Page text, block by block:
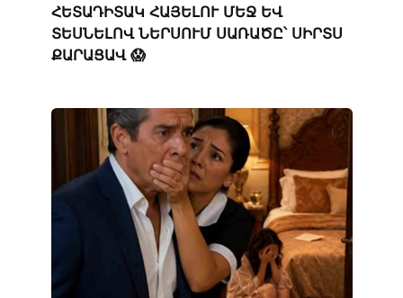
ՀԵՏԱԴԻՏԱԿ ՀԱՅԵԼՈՒ ՄԵՋ ԵՎ
ՏԵՍՆԵԼՈՎ ՆԵՐՍՈՒՄ ՍԱՌԱԾԸ՝ ՍԻՐՏՍ
ՔԱՐԱՑԱՎ 😱